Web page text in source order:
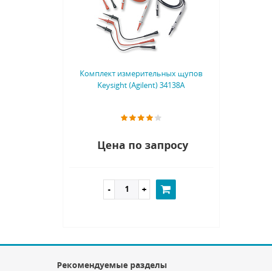
Комплект измерительных щупов
Keysight (Agilent) 34138A
Цена по запросу
Рекомендуемые разделы